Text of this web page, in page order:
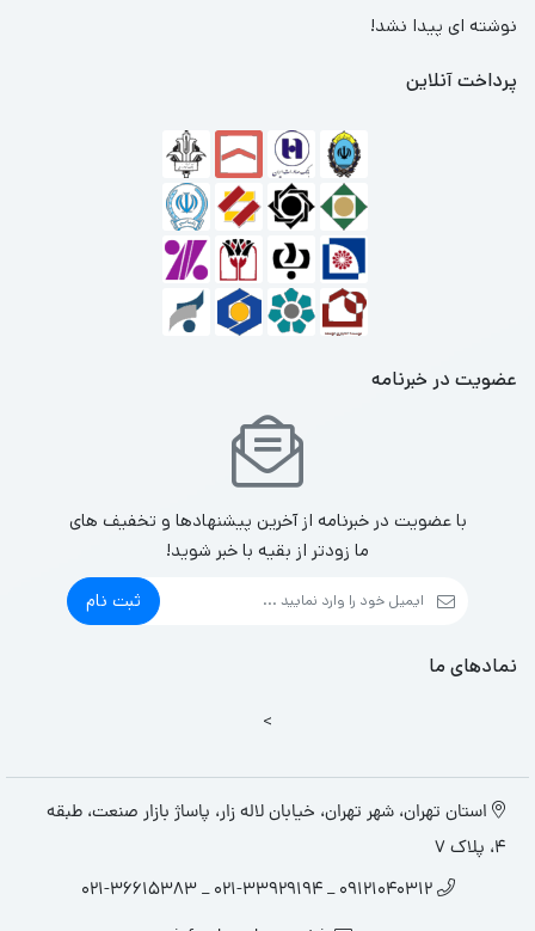
نوشته ای پیدا نشد!
پرداخت آنلاین
عضویت در خبرنامه
با عضویت در خبرنامه از آخرین پیشنهادها و تخفیف های
ما زودتر از بقیه با خبر شوید!
ثبت نام
نمادهای ما
>
استان تهران، شهر تهران، خیابان لاله زار، پاساژ بازار صنعت، طبقه
4، پلاک 7
09121040312 _ 021-33929194 _ 021-36615383